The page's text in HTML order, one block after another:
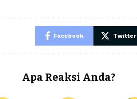
Facebook Twitter
Apa Reaksi Anda?